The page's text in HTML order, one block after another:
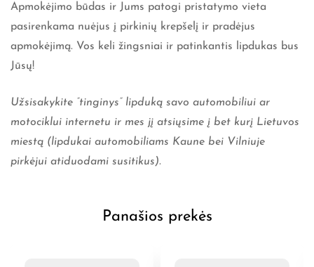
Apmokėjimo būdas ir Jums patogi pristatymo vieta
pasirenkama nuėjus į pirkinių krepšelį ir pradėjus
apmokėjimą. Vos keli žingsniai ir patinkantis lipdukas bus
Jūsų!
Užsisakykite ”tinginys” lipduką savo automobiliui ar
motociklui internetu ir mes jį atsiųsime į bet kurį Lietuvos
miestą (lipdukai automobiliams Kaune bei Vilniuje
pirkėjui atiduodami susitikus).
Panašios prekės